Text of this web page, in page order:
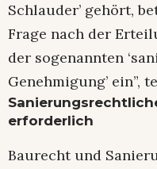
Schlauder’ gehört,
Frage nach der
der sogenannten
Genehmigung’ ein”,
erforderlich
Baurecht und